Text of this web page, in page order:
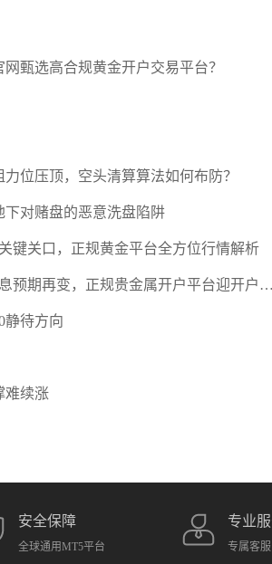
甄选高合规黄金开户交易平台？
位压顶，空头清算算法如何布防？
对赌盘的恶意洗盘陷阱
键关口，正规黄金平台全方位行情解析
预期再变，正规贵金属开户平台迎开户热
静待方向
难续涨
安全保障
全球通用MT5平台
专业
专属客